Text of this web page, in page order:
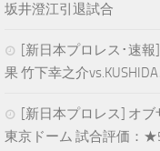
坂井澄江引退試合
[新日本プロレス･速
果 竹下幸之介
[新日本プロレス] オ
東京ドーム 試合評価：